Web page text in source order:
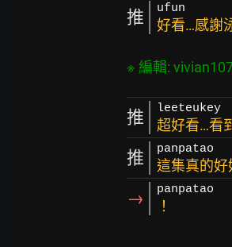
推 ufun
好看…感謝
推 leeteukey
超好看…看
推 panpatao
這集真的
→ panpatao
！